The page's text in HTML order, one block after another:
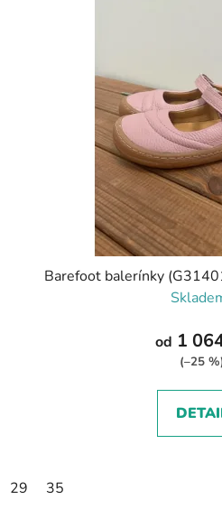
Barefoot balerínky
od 1
(–25
29 35